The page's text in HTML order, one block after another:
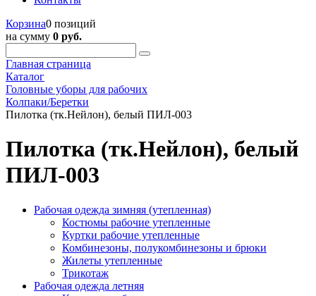
Корзина0 позиций
на сумму 0 руб.
Главная страница
Каталог
Головные уборы для рабочих
Колпаки/Беретки
Пилотка (тк.Нейлон), белый ПИЛ-003
Пилотка (тк.Нейлон), белый
ПИЛ-003
Рабочая одежда зимняя (утепленная)
Костюмы рабочие утепленные
Куртки рабочие утепленные
Комбинезоны, полукомбинезоны и брюки
Жилеты утепленные
Трикотаж
Рабочая одежда летняя